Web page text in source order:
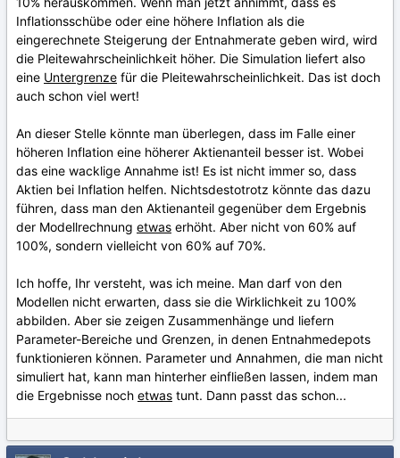
Inflationsschübe oder eine höhere Inflation als die
eingerechnete Steigerung der Entnahmerate geben wird, wird
die Pleitewahrscheinlichkeit höher. Die Simulation liefert also
eine Untergrenze für die Pleitewahrscheinlichkeit. Das ist doch
auch schon viel wert!
An dieser Stelle könnte man überlegen, dass im Falle einer
höheren Inflation eine höherer Aktienanteil besser ist. Wobei
das eine wacklige Annahme ist! Es ist nicht immer so, dass
Aktien bei Inflation helfen. Nichtsdestotrotz könnte das dazu
führen, dass man den Aktienanteil gegenüber dem Ergebnis
der Modellrechnung etwas erhöht. Aber nicht von 60% auf
100%, sondern vielleicht von 60% auf 70%.
Ich hoffe, Ihr versteht, was ich meine. Man darf von den
Modellen nicht erwarten, dass sie die Wirklichkeit zu 100%
abbilden. Aber sie zeigen Zusammenhänge und liefern
Parameter-Bereiche und Grenzen, in denen Entnahmedepots
funktionieren können. Parameter und Annahmen, die man nicht
simuliert hat, kann man hinterher einfließen lassen, indem man
die Ergebnisse noch etwas tunt. Dann passt das schon...